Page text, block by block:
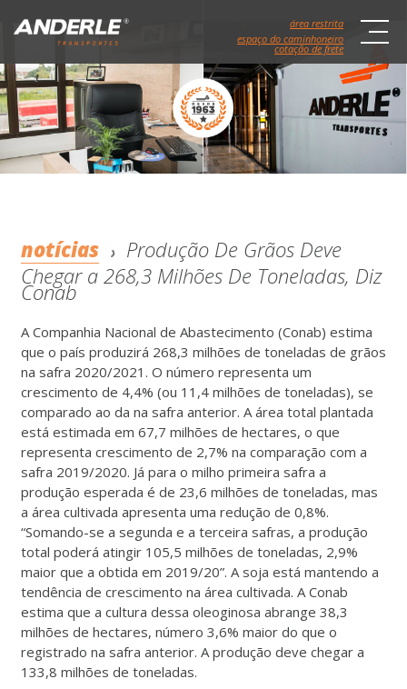
espaço do caminhoneiro
cotação de frete
área restrita
notícias
Produção De Grãos Deve
Chegar a 268,3 Milhões De Toneladas, Diz
Conab
A Companhia Nacional de Abastecimento (Conab) estima
que o país produzirá 268,3 milhões de toneladas de grãos
na safra 2020/2021. O número representa um
crescimento de 4,4% (ou 11,4 milhões de toneladas), se
comparado ao da na safra anterior. A área total plantada
está estimada em 67,7 milhões de hectares, o que
representa crescimento de 2,7% na comparação com a
safra 2019/2020. Já para o milho primeira safra a
produção esperada é de 23,6 milhões de toneladas, mas
a área cultivada apresenta uma redução de 0,8%.
“Somando-se a segunda e a terceira safras, a produção
total poderá atingir 105,5 milhões de toneladas, 2,9%
maior que a obtida em 2019/20”. A soja está mantendo a
tendência de crescimento na área cultivada. A Conab
estima que a cultura dessa oleoginosa abrange 38,3
milhões de hectares, número 3,6% maior do que o
registrado na safra anterior. A produção deve chegar a
133,8 milhões de toneladas.